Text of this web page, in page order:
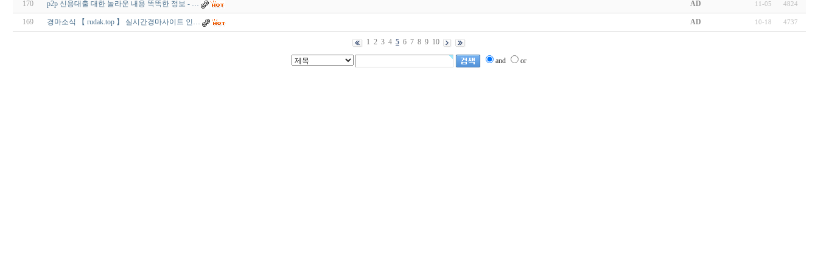
170 p2p 신용대출 대한 놀라운 내용 똑똑한 정보 - … AD 11-05 4824
169 경마소식 【 rudak.top 】 실시간경마사이트 인… AD 10-18 4737
1 2 3 4 5 6 7 8 9 10
and or